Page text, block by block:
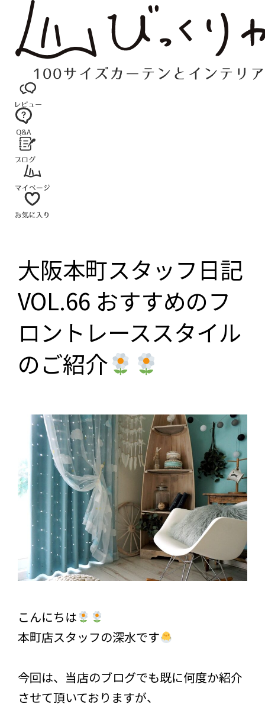
大阪本町スタッフ日記
VOL.66 おすすめのフ
ロントレーススタイル
のご紹介
こんにちは
本町店スタッフの深水です
今回は、当店のブログでも既に何度か紹介
させて頂いておりますが、